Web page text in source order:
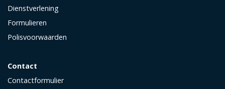
Dienstverlening
Formulieren
Polisvoorwaarden
Contact
Contactformulier